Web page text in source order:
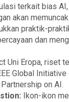
terkait bias
akan
praktik-
dan
Uni Eropa, riset
Global
on AI.
Ikon-ikon